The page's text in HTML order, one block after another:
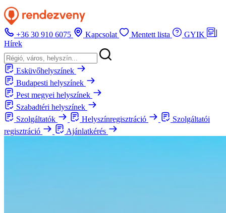
+36 30 910 6075 Kapcsolat Mentett lista
GYIK
Hírek
Esküvőhelyszínek
Budapesti helyszínek
Pest megyei helyszínek
Szabadtéri helyszínek
Szolgáltatók
Helyszínregisztráció
Szolgáltatói
regisztráció
Ajánlatkérés